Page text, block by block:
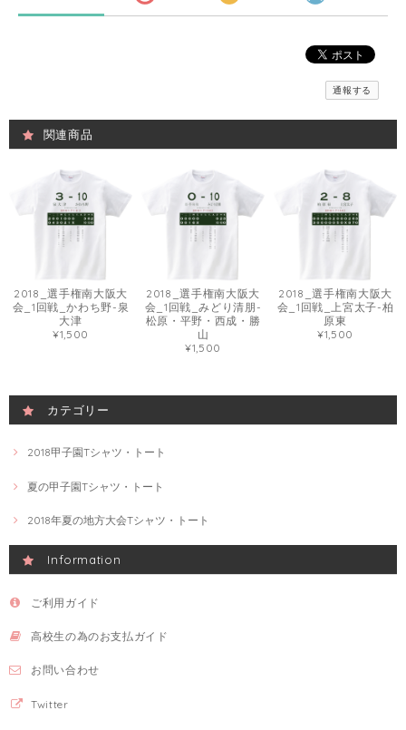
通報する
関連商品
2018_選手権南大阪大
会_1回戦_かわち野-泉
大津
¥1,500
2018_選手権南大阪大
会_1回戦_みどり清朋-
松原・平野・西成・勝
山
¥1,500
2018_選手権南大阪大
会_1回戦_上宮太子-柏
原東
¥1,500
カテゴリー
2018甲子園Tシャツ・トート
夏の甲子園Tシャツ・トート
2018年夏の地方大会Tシャツ・トート
Information
ご利用ガイド
高校生の為のお支払ガイド
お問い合わせ
Twitter